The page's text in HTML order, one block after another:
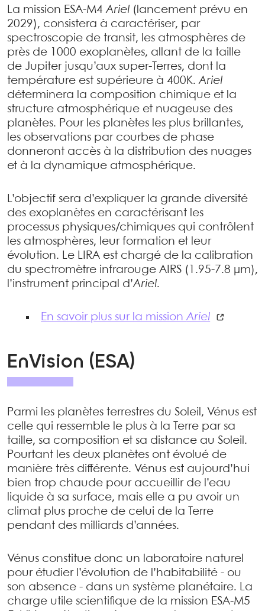
La mission ESA-M4Ariel (lancement prévu en
2029), consistera à caractériser, par
spectroscopie de transit, les atmosphères de
près de 1000 exoplanètes, allant de la taille
de Jupiter jusqu’aux super-Terres, dont la
température est supérieure à 400K.Ariel
déterminera la composition chimique et la
structure atmosphérique et nuageuse des
planètes. Pour les planètes les plus brillantes,
les observations par courbes de phase
donneront accès à la distribution des nuages
et à la dynamique atmosphérique.
L’objectif sera d’expliquer la grande diversité
des exoplanètes en caractérisant les
processus physiques/chimiques qui contrôlent
les atmosphères, leur formation et leur
évolution. Le LIRA est chargé de la calibration
du spectromètre infrarouge AIRS (1.95-7.8 µm),
l’instrument principal d’Ariel.
En savoir plus sur la missionAriel
EnVision (ESA)
Parmi les planètes terrestres du Soleil, Vénus est
celle qui ressemble le plus à la Terre par sa
taille, sa composition et sa distance au Soleil.
Pourtant les deux planètes ont évolué de
manière très différente. Vénus est aujourd’hui
bien trop chaude pour accueillir de l’eau
liquide à sa surface, mais elle a pu avoir un
climat plus proche de celui de la Terre
pendant des milliards d’années.
Vénus constitue donc un laboratoire naturel
pour étudier l’évolution de l’habitabilité - ou
son absence - dans un système planétaire. La
charge utile scientifique de la mission ESA-M5